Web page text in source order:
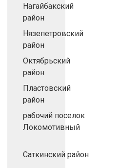
Нагайбакский
район
Нязепетровский
район
Октябрьский
район
Пластовский
район
рабочий поселок
Локомотивный
Саткинский район